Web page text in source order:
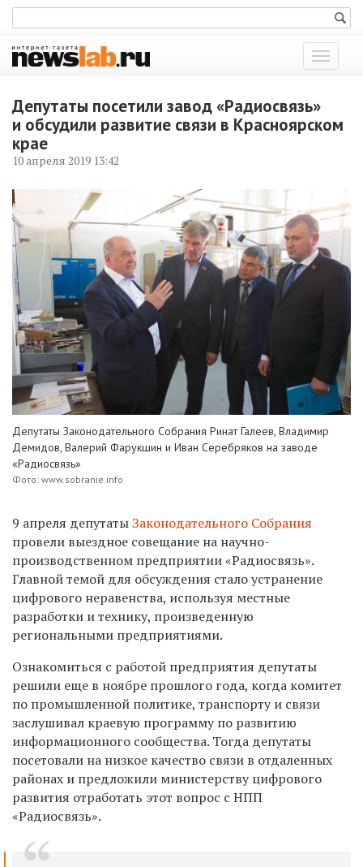
Показать
меню
Депутаты посетили завод «Радиосвязь»
и обсудили развитие связи в Красноярском
крае
10 апреля 2019 13:42
Депутаты Законодательного Собрания Ринат Галеев, Владимир
Демидов, Валерий Фарукшин и Иван Серебряков на заводе
«Радиосвязь»
Фото: www.sobranie.info
9 апреля депутатыЗаконодательного Собрания
провели выездное совещание на научно-
производственном предприятии «Радиосвязь».
Главной темой для обсуждения стало устранение
цифрового неравенства, используя местные
разработки и технику, произведенную
региональными предприятиями.
Ознакомиться с работой предприятия депутаты
решили еще в ноябре прошлого года, когда комитет
по промышленной политике, транспорту и связи
заслушивал краевую программу по развитию
информационного сообщества. Тогда депутаты
посетовали на низкое качество связи в отдаленных
районах и предложили министерству цифрового
развития отработать этот вопрос с НПП
«Радиосвязь».